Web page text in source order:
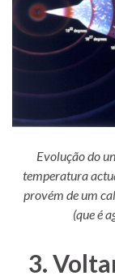
Evolução do
temperatura
provém de um
(que é
3.